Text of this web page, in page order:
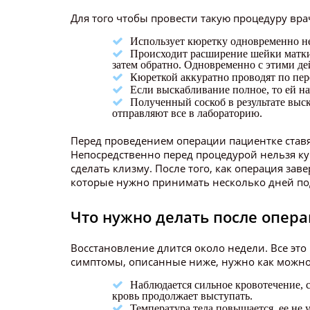
Для того чтобы провести такую процедуру
Использует кюретку одновременно
Происходит расширение шейки
затем обратно. Одновременно с этими
Кюреткой аккуратно проводят по
Если выскабливание полное, то ей
Полученный соскоб в результате
отправляют все в лабораторию.
Перед проведением операции пациентке
Непосредственно перед процедурой нельзя
сделать клизму. После того, как операция
которые нужно принимать несколько дней
Что нужно делать после
Восстановление длится около недели. Все
симптомы, описанные ниже, нужно как
Наблюдается сильное кровотечение,
кровь продолжает выступать.